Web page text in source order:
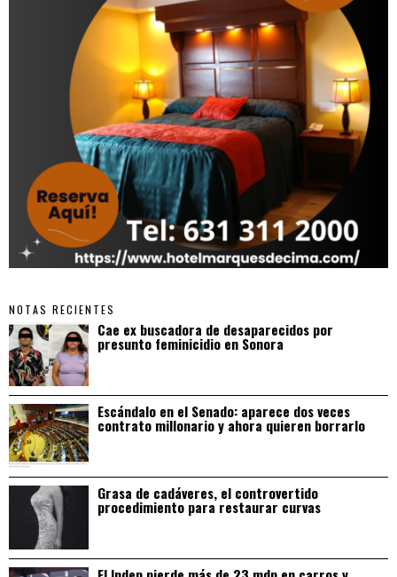
NOTAS RECIENTES
Cae ex buscadora de desaparecidos por
presunto feminicidio en Sonora
Escándalo en el Senado: aparece dos veces
contrato millonario y ahora quieren borrarlo
Grasa de cadáveres, el controvertido
procedimiento para restaurar curvas